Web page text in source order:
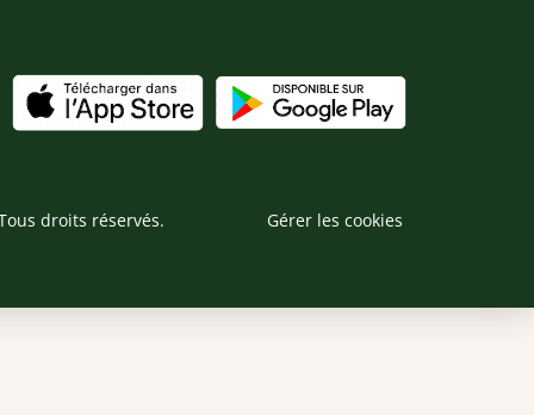
droits réservés. Gérer les cookies